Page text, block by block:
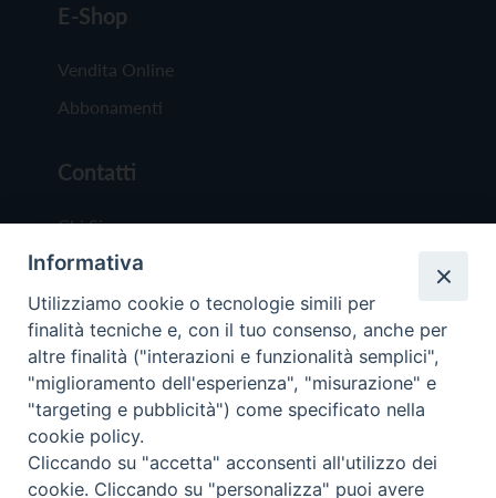
E-Shop
Vendita Online
Abbonamenti
Contatti
Chi Siamo
Redazione
Scrivici
Copyright © 2019 - Tutti i diritti riservati - Vita
Trentina Editrice
Informativa
Utilizziamo cookie o tecnologie simili per
finalità tecniche e, con il tuo consenso, anche per
altre finalità ("interazioni e funzionalità semplici",
"miglioramento dell'esperienza", "misurazione" e
"targeting e pubblicità") come specificato nella
cookie policy.
Cliccando su "accetta" acconsenti all'utilizzo dei
cookie. Cliccando su "personalizza" puoi avere